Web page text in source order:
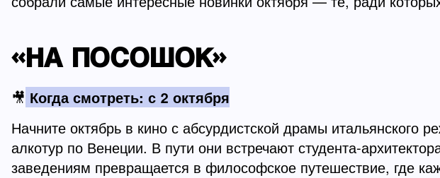
«НА ПОСОШОК»
🎥 Когда смотреть: с 2 октября
Начните октябрь в кино с абсурдистской драмы
алкотур по Венеции. В пути они встречают студента-
заведениям превращается в философское путешествие, где